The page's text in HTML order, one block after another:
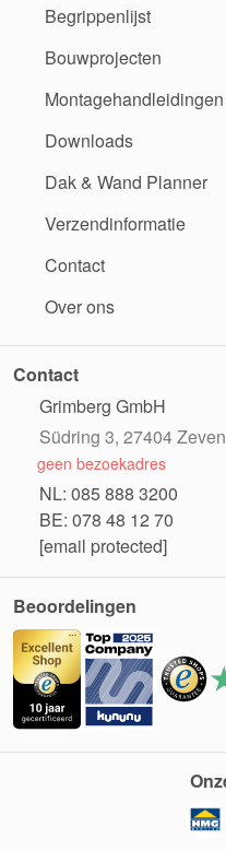
Begrippenlijst
Bouwprojecten
Montagehandleidingen
Downloads
Dak & Wand Planner
Verzendinformatie
Contact
Over ons
Contact
Grimberg GmbH
Südring 3, 27404
geen bezoekadres
NL: 085 888 3200
BE: 078 48 12 70
[email protected]
Beoordelingen